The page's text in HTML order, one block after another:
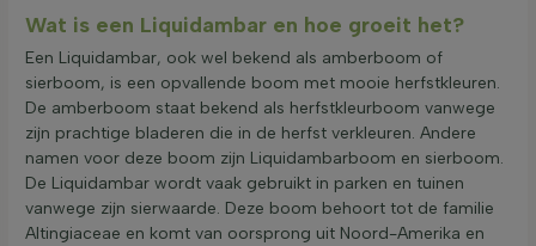
Wat is een Liquidambar en hoe groeit het?
Een Liquidambar, ook wel bekend als amberboom of
sierboom, is een opvallende boom met mooie herfstkleuren.
De amberboom staat bekend als herfstkleurboom vanwege
zijn prachtige bladeren die in de herfst verkleuren. Andere
namen voor deze boom zijn Liquidambarboom en sierboom.
De Liquidambar wordt vaak gebruikt in parken en tuinen
vanwege zijn sierwaarde. Deze boom behoort tot de familie
Altingiaceae en komt van oorsprong uit Noord-Amerika en